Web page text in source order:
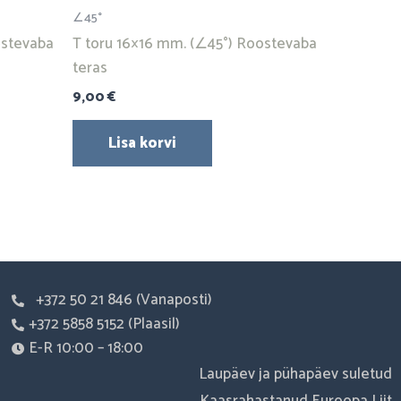
∠45°
T toru 16×16 mm. (∠45°) Roostevaba
teras
9,00€
Lisa korvi
+372 50 21 846 (Vanaposti)
+372 5858 5152 (Plaasil)
E-R 10:00 – 18:00
Laupäev ja pühapäev suletud